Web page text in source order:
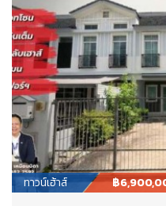
ทาวน์เฮ้าส์ ฿